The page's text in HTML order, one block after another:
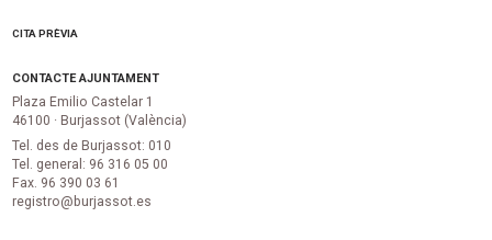
CITA PRÈVIA
CONTACTE AJUNTAMENT
Plaza Emilio Castelar 1
46100 · Burjassot (València)
Tel. des de Burjassot: 010
Tel. general: 96 316 05 00
Fax. 96 390 03 61
registro@burjassot.es